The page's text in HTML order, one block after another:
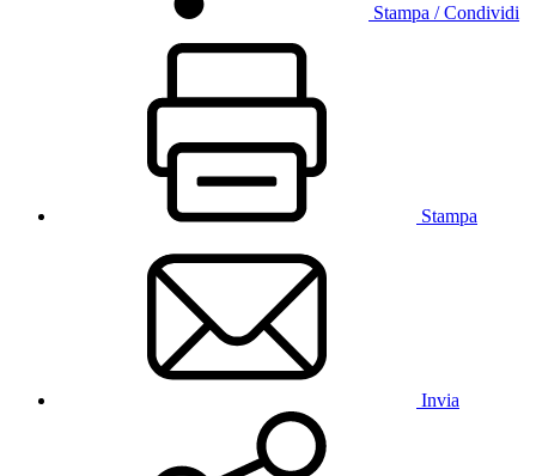
Stampa / Condividi
Stampa
Invia